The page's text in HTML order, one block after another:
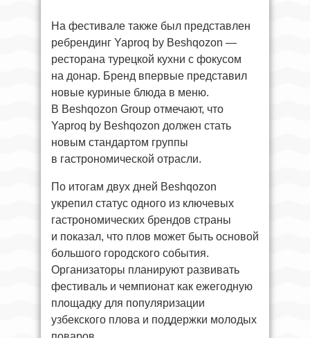
На фестивале также был представлен
ребрендинг Yaproq by Beshqozon —
ресторана турецкой кухни с фокусом
на донар. Бренд впервые представил
новые куриные блюда в меню.
В Beshqozon Group отмечают, что
Yaproq by Beshqozon должен стать
новым стандартом группы
в гастрономической отрасли.
По итогам двух дней Beshqozon
укрепил статус одного из ключевых
гастрономических брендов страны
и показал, что плов может быть основой
большого городского события.
Организаторы планируют развивать
фестиваль и чемпионат как ежегодную
площадку для популяризации
узбекского плова и поддержки молодых